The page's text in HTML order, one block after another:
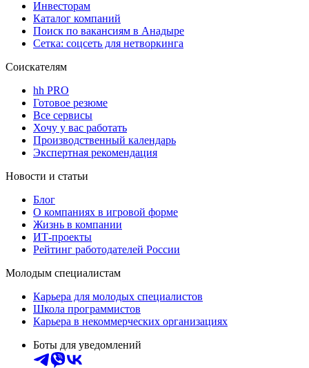
Инвесторам
Каталог компаний
Поиск по вакансиям в Анадыре
Сетка: соцсеть для нетворкинга
Соискателям
hh PRO
Готовое резюме
Все сервисы
Хочу у вас работать
Производственный календарь
Экспертная рекомендация
Новости и статьи
Блог
О компаниях в игровой форме
Жизнь в компании
ИТ-проекты
Рейтинг работодателей России
Молодым специалистам
Карьера для молодых специалистов
Школа программистов
Карьера в некоммерческих организациях
Боты для уведомлений